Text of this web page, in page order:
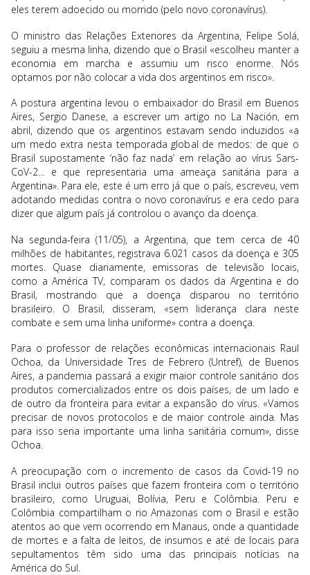
eles terem adoecido ou morrido (pelo novo coronavírus).
O ministro das Relações Exteriores da Argentina, Felipe Solá,
seguiu a mesma linha, dizendo que o Brasil «escolheu manter a
economia em marcha e assumiu um risco enorme. Nós
optamos por não colocar a vida dos argentinos em risco».
A postura argentina levou o embaixador do Brasil em Buenos
Aires, Sergio Danese, a escrever um artigo no La Nación, em
abril, dizendo que os argentinos estavam sendo induzidos «a
um medo extra nesta temporada global de medos: de que o
Brasil supostamente ‘não faz nada’ em relação ao vírus Sars-
CoV-2… e que representaria uma ameaça sanitária para a
Argentina». Para ele, este é um erro já que o país, escreveu, vem
adotando medidas contra o novo coronavírus e era cedo para
dizer que algum país já controlou o avanço da doença.
Na segunda-feira (11/05), a Argentina, que tem cerca de 40
milhões de habitantes, registrava 6.021 casos da doença e 305
mortes. Quase diariamente, emissoras de televisão locais,
como a América TV, comparam os dados da Argentina e do
Brasil, mostrando que a doença disparou no território
brasileiro. O Brasil, disseram, «sem liderança clara neste
combate e sem uma linha uniforme» contra a doença.
Para o professor de relações econômicas internacionais Raul
Ochoa, da Universidade Tres de Febrero (Untref), de Buenos
Aires, a pandemia passará a exigir maior controle sanitário dos
produtos comercializados entre os dois países, de um lado e
de outro da fronteira para evitar a expansão do vírus. «Vamos
precisar de novos protocolos e de maior controle ainda. Mas
para isso seria importante uma linha sanitária comum», disse
Ochoa.
A preocupação com o incremento de casos da Covid-19 no
Brasil inclui outros países que fazem fronteira com o território
brasileiro, como Uruguai, Bolívia, Peru e Colômbia. Peru e
Colômbia compartilham o rio Amazonas com o Brasil e estão
atentos ao que vem ocorrendo em Manaus, onde a quantidade
de mortes e a falta de leitos, de insumos e até de locais para
sepultamentos têm sido uma das principais notícias na
América do Sul.